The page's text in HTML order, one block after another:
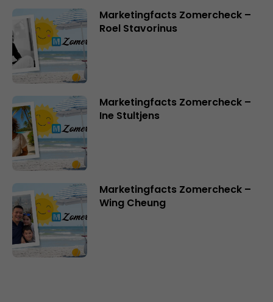
Marketingfacts Zomercheck –
Roel Stavorinus
Marketingfacts Zomercheck –
Ine Stultjens
Marketingfacts Zomercheck –
Wing Cheung